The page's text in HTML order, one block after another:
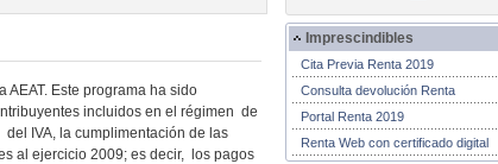
AEAT. Este programa ha sido
incluidos en el régimen de
IVA, la cumplimentación de las
al ejercicio 2009; es decir, los pagos
Imprescindibles
Cita Previa Renta 2019
Consulta devolución Renta
Portal Renta 2019
Renta Web con certificado digital